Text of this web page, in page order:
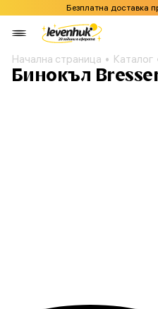
Безплатна доставка
Начална страница Каталог
Бинокъл